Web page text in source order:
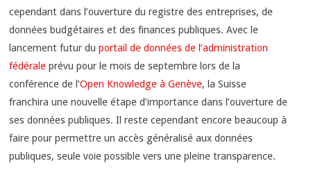
cependant dans l’ouverture du registre des entreprises, de
données budgétaires et des finances publiques. Avec le
lancement futur duportail de données de l’administration
fédérale prévu pour le mois de septembre lors de la
conférence de l’Open Knowledge à Genève, la Suisse
franchira une nouvelle étape d’importance dans l’ouverture de
ses données publiques. Il reste cependant encore beaucoup à
faire pour permettre un accès généralisé aux données
publiques, seule voie possible vers une pleine transparence.